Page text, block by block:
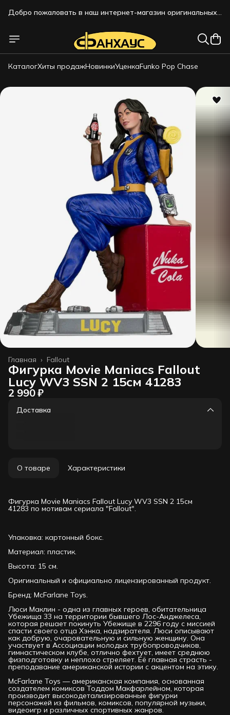
Добро пожаловать в наш интернет-магазин оригинальных
Добро пожаловать в наш интернет-магазин оригинальных
коллекционных фигурок!!!
КаталогХиты продажНовинкиУценкаFunko Pop Chase
Fallout
Главная ›
Фигурка Movie Maniacs Fallout
Lucy WV3 SSN 2 15см 41283
2 990 ₽
Доставка
О товаре Характеристики
Фигурка Movie Maniacs Fallout Lucy WV3 SSN 2 15см
41283 по мотивам сериала "Fallout".
Упаковка: картонный бокс.
Материал: пластик.
Высота: 15 см.
Оригинальный и официально лицензированный продукт.
Бренд: McFarlane Toys.
Люси Маклин - одна из главных героев, обитательница
Убежища 33 на территории бывшего Лос-Анджелеса,
которая решает покинуть Убежище в 2296 году с миссией
спасти своего отца Хэнка, надзирателя. Люси описывают
как добрую, очаровательную и сильную женщину. Она
участвует в Ассоциации молодых трубопроводчиков,
гимнастическом клубе, отлично фехтует, имеет среднюю
физподготовку и неплохо стреляет. Её главная страсть -
преподавание американской истории с акцентом на этику.
McFarlane Toys — американская компания, основанная
создателем комиксов Тоддом Макфарлейном, которая
производит высокодетализированные фигурки
персонажей из фильмов, комиксов, популярной музыки,
видеоигр и различных спортивных жанров.